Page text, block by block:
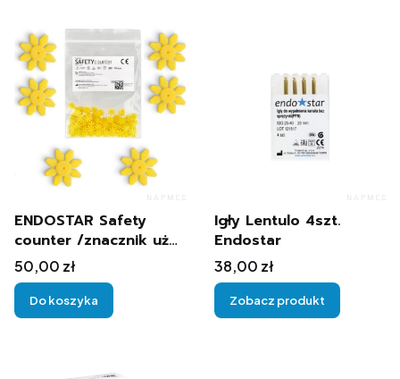
ENDOSTAR Safety
counter /znacznik użyć
narzędzi/ 100szt.
Cena
50,00 zł
Do koszyka
Igły Lentulo 4szt.
Endostar
Cena
38,00 zł
Zobacz produkt